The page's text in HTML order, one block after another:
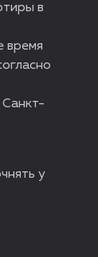
в
время
Санкт-
у